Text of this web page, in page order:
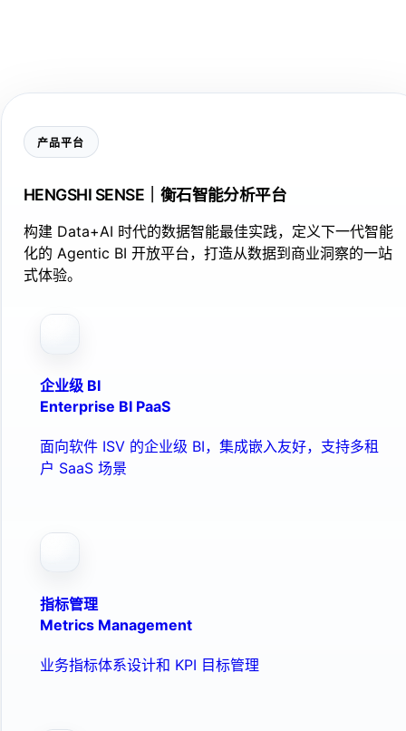
产品平台
HENGSHI SENSE｜衡石智能分析平台
构建 Data+AI 时代的数据智能最佳实践，定义下一代智能
化的 Agentic BI 开放平台，打造从数据到商业洞察的一站
式体验。
企业级 BI
Enterprise BI PaaS
面向软件 ISV 的企业级 BI，集成嵌入友好，支持多租
户 SaaS 场景
指标管理
Metrics Management
业务指标体系设计和 KPI 目标管理